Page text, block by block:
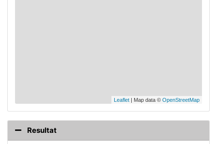
Leaflet | Map data © OpenStreetMap
Resultat